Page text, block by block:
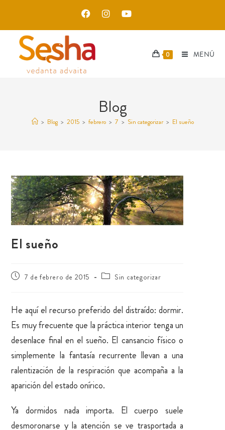
0 MENÚ
Blog
> Blog > 2015 > febrero > 7 > Sin categorizar > El sueño
El sueño
7 de febrero de 2015 Sin categorizar
He aquí el recurso preferido del distraído: dormir.
Es muy frecuente que la práctica interior tenga un
desenlace final en el sueño. El cansancio físico o
simplemente la fantasía recurrente llevan a una
ralentización de la respiración que acompaña a la
aparición del estado onírico.
Ya dormidos nada importa. El cuerpo suele
desmoronarse y la atención se ve trasportada a